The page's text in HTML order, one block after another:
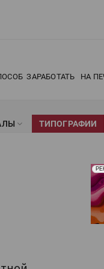
ЗАРАБОТАТЬ НА
ТИПОГРАФИИ